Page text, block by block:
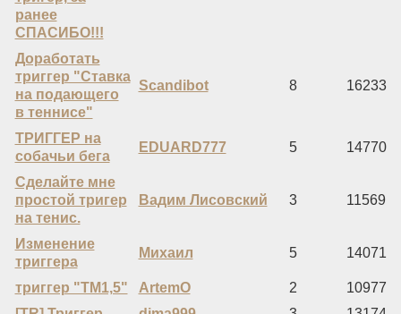
ранее
СПАСИБО!!!
Доработать
триггер "Ставка
на подающего
в теннисе"
Scandibot 8 16233
ТРИГГЕР на
собачьи бега
EDUARD777 5 14770
Сделайте мне
простой тригер
на тенис.
Вадим Лисовский 3 11569
Изменение
триггера
Михаил 5 14071
триггер "ТМ1,5" ArtemO 2
10977